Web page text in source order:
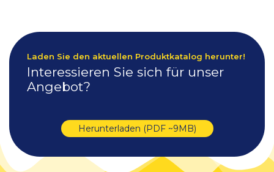
Laden Sie den aktuellen Produktkatalog herunter!
Interessieren Sie sich für unser
Angebot?
Herunterladen (PDF ~9MB)